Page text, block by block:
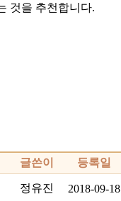
것을 추천합니다.
글쓴이 등록일
정유진 2018-09-18